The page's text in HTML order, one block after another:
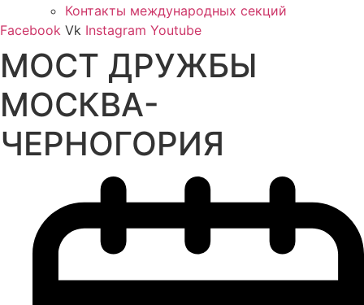
Контакты международных секций
Facebook Vk Instagram Youtube
МОСТ ДРУЖБЫ
МОСКВА-
ЧЕРНОГОРИЯ